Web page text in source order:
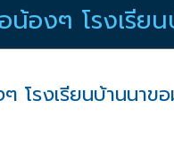
น้องๆ โรงเรี
โรงเรียนบ้านนา